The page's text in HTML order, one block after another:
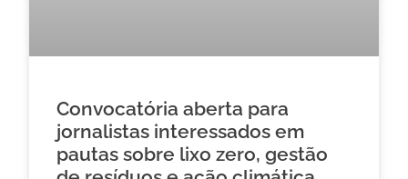
Convocatória aberta para
jornalistas interessados em
pautas sobre lixo zero, gestão